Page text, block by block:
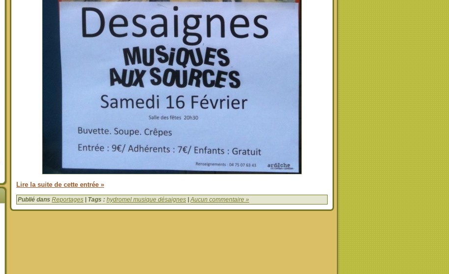
Lire la suite de cette entrée »
Publié dans Reportages | Tags : hydromel musique désaignes |Aucun commentaire »